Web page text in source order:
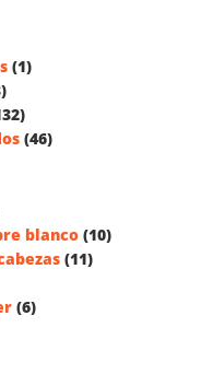
(1)
(46)
blanco (10)
(11)
(6)